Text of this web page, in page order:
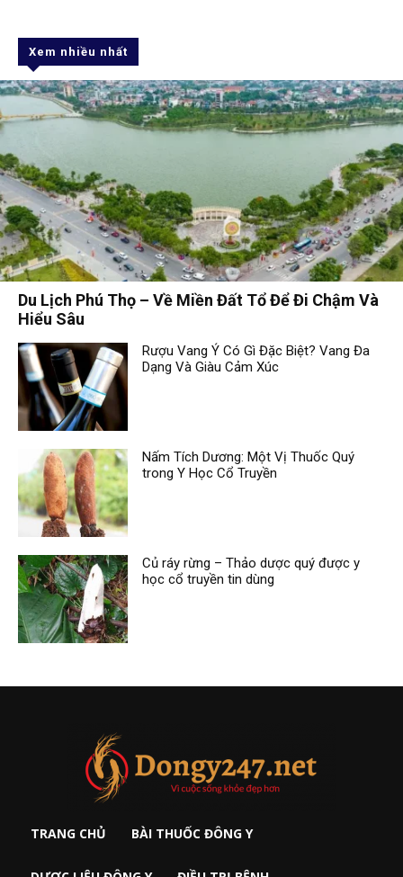
Xem nhiều nhất
Du Lịch Phú Thọ – Về Miền Đất Tổ Để Đi Chậm Và
Hiểu Sâu
Rượu Vang Ý Có Gì Đặc Biệt? Vang Đa
Dạng Và Giàu Cảm Xúc
Nấm Tích Dương: Một Vị Thuốc Quý
trong Y Học Cổ Truyền
Củ ráy rừng – Thảo dược quý được y
học cổ truyền tin dùng
TRANG CHỦ BÀI THUỐC ĐÔNG Y